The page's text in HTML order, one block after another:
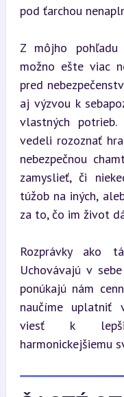
pod ťarchou
Z môjho
možno ešte viac
pred
aj výzvou k
vlastných
vedeli rozoznať
nebezpečnou
zamyslieť, či
túžob na iných,
za to, čo im život
Rozprávky ako
Uchovávajú v
ponúkajú nám
naučíme uplatniť
viesť k
harmonickejšiemu